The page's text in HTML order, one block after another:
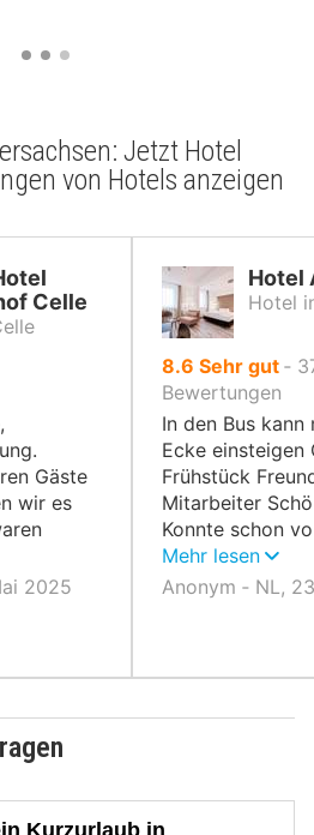
Jetzt Hotel
von Hotels anzeigen
Celle
Gäste
wir es
2025
Hotel
Hotel
8.6 von
10,
Sehr gut ‐
Bewertungen
In den Bus kann
Ecke einsteigen
Frühstück
Mitarbeiter
Konnte schon
Termine
Reservierung
Mehr lesen
Anonym ‐ NL,